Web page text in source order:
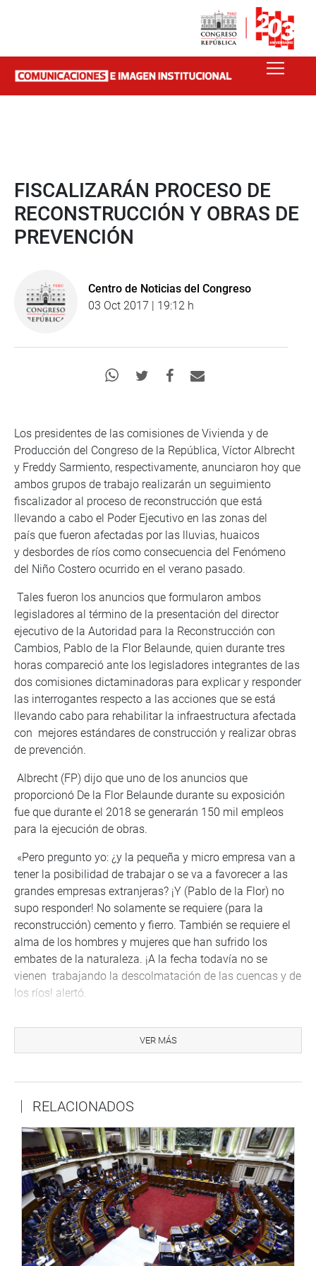
FISCALIZARÁN PROCESO DE
RECONSTRUCCIÓN Y OBRAS DE
PREVENCIÓN
Centro de Noticias del Congreso
03 Oct 2017 | 19:12 h
Los presidentes de las comisiones de Vivienda y de
Producción del Congreso de la República, Víctor Albrecht
y Freddy Sarmiento, respectivamente, anunciaron hoy que
ambos grupos de trabajo realizarán un seguimiento
fiscalizador al proceso de reconstrucción que está
llevando a cabo el Poder Ejecutivo en las zonas del
país que fueron afectadas por las lluvias, huaicos
y desbordes de ríos como consecuencia del Fenómeno
del Niño Costero ocurrido en el verano pasado.
Tales fueron los anuncios que formularon ambos
legisladores al término de la presentación del director
ejecutivo de la Autoridad para la Reconstrucción con
Cambios, Pablo de la Flor Belaunde, quien durante tres
horas compareció ante los legisladores integrantes de las
dos comisiones dictaminadoras para explicar y responder
las interrogantes respecto a las acciones que se está
llevando cabo para rehabilitar la infraestructura afectada
con mejores estándares de construcción y realizar obras
de prevención.
Albrecht (FP) dijo que uno de los anuncios que
proporcionó De la Flor Belaunde durante su exposición
fue que durante el 2018 se generarán 150 mil empleos
para la ejecución de obras.
«Pero pregunto yo: ¿y la pequeña y micro empresa van a
tener la posibilidad de trabajar o se va a favorecer a las
grandes empresas extranjeras? ¡Y (Pablo de la Flor) no
supo responder! No solamente se requiere (para la
reconstrucción) cemento y fierro. También se requiere el
alma de los hombres y mujeres que han sufrido los
embates de la naturaleza. ¡A la fecha todavía no se
vienen trabajando la descolmatación de las cuencas y de
los ríos! alertó.
trabajo de fiscalización y de control porque hay que
garantizar a los ciudadanos damnificados que tiene que
reconstrucción!»
Su colega y presidente de la Comisión de Producción,
Micro y Pequeña Empresa y Cooperativas del Congreso,
Freddy Sarmiento (FP) coincidió con su colega chalaco y
aseveró que luego de escuchar la exposición del jefe de la
Autoridad para la Reconstrucción con Cambios
«solamente existen estudios para mitigar la venida de los
ríos, por ejemplo, cuando apenas faltan pocos meses
para las lluvias de fin de año. Ahí tenemos que trabajar
VER MÁS
RELACIONADOS